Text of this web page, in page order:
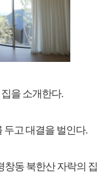
을 소개한다.
두고 대결을 벌인다.
창동 북한산 자락의 집